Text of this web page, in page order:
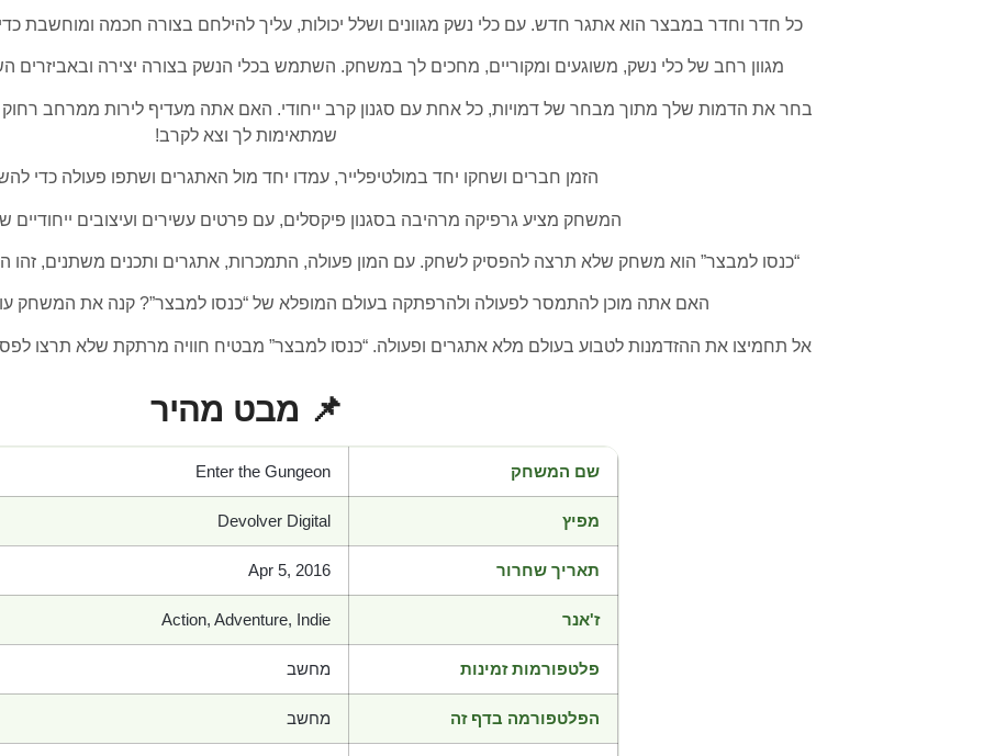
כל חדר וחדר במבצר הוא אתגר חדש. עם כלי נשק מגוונים ושלל יכולות, עליך להילחם בצורה חכמה ומוחשבת
מגוון רחב של כלי נשק, משוגעים ומקוריים, מחכים לך במשחק. השתמש בכלי הנשק בצורה יצירה ובאביזרים
בחר את הדמות שלך מתוך מבחר של דמויות, כל אחת עם סגנון קרב ייחודי. האם אתה מעדיף לירות ממרחב
שמתאימות לך וצא לקרב!
הזמן חברים ושחקו יחד במולטיפלייר, עמדו יחד מול האתגרים ושתפו פעולה כדי
המשחק מציע גרפיקה מרהיבה בסגנון פיקסלים, עם פרטים עשירים ועיצובים ייחודיים
“כנסו למבצר” הוא משחק שלא תרצה להפסיק לשחק. עם המון פעולה, התמכרות, אתגרים ותכנים משתנים,
האם אתה מוכן להתמסר לפעולה ולהרפתקה בעולם המופלא של “כנסו למבצר”? קנה את המשחק
אל תחמיצו את ההזדמנות לטבוע בעולם מלא אתגרים ופעולה. “כנסו למבצר” מבטיח חוויה מרתקת שלא תרצו
📌 מבט מהיר
שם המשחק Enter the Gungeon
מפיץ Devolver Digital
תאריך שחרור Apr 5, 2016
ז'אנר Action, Adventure, Indie
פלטפורמות זמינות מחשב
הפלטפורמה בדף זה מחשב